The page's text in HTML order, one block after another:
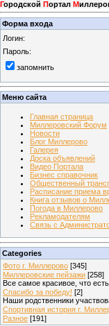
Городской Портал М
Форма входа
Логин:
Пароль:
запомнить
Меню сайта
Главная страница
Миллеровский Форум
Новости
Блог Миллерово
Галерея
Доска объявлений
Видео Портала
Бизнес справочник
Общественный
Расписание приема
Книга отзывов о
Погода в Миллерово
Рекламодателям
Связь с
Categories
Фото г. Миллерово [345]
Миллеровские пейзажи [258]
Все самое красивое, что
Спасибо за победу! [2]
Наши родственники
Спортивная история г.
Разное [191]